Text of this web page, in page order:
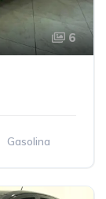
6
Gasolina